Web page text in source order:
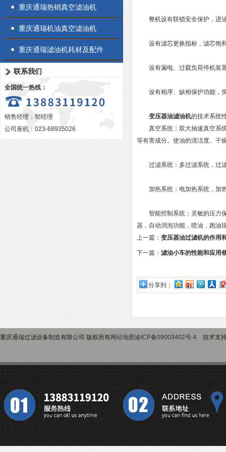
重庆通瑞热销真空滤油机
重庆通瑞机油真空滤油机
重庆通瑞滤油机耗材及配件
联系我们
全国统一热线：
销售经理：邹经理
公司座机：023-68935026
整机设有联锁安全保护，进油
设有滤芯更换指标，滤芯饱
设有漏电、过载负荷停机装
设有相序、缺相保护功能，
变压器油滤油机的技术系统
真空系统：双大抽速真空系统
等有害成分。使油的清洁度、干
过滤系统：多过滤系统，过滤
加热系统：电加热系统，加
智能控制系统：灵敏的压力保
器，自动消泡功能，喷油，跑油
上一篇： 变压器油过滤机的作用
下一篇： 滤油小车的性能和应用
分享到：
重庆通瑞过滤设备制造有限公司 版权所有网站地图渝ICP备09003402号-4 技术支